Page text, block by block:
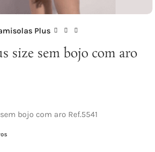
Plus
size sem bojo com aro
bojo com aro Ref.5541